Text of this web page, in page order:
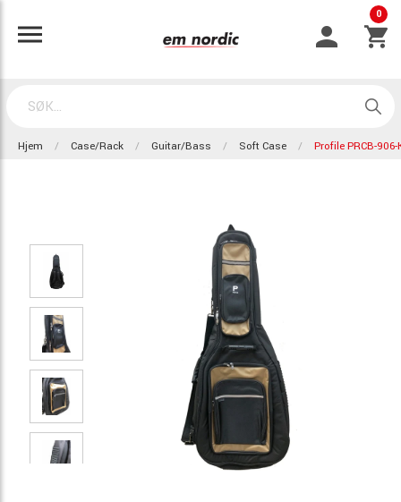
0
Hjem Case/Rack Guitar/Bass Soft Case Profile PRCB-906-